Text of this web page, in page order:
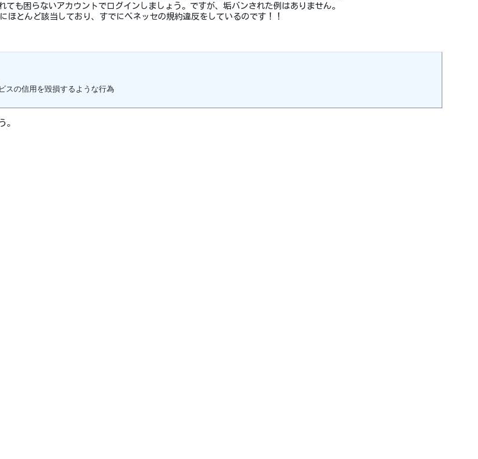
ても困らないアカウントでログインしましょう。ですが、垢バンされた例はありません。
とんど該当しており、すでにベネッセの規約違反をしているのです！！
の信用を毀損するような行為
。